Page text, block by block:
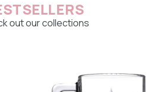
out our collections